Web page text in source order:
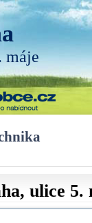
máje
ulice 5.